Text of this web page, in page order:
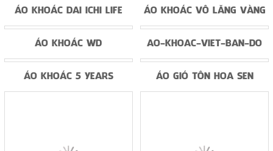
ÁO KHOÁC DAI ICHI LIFE ÁO KHOÁC VÔ LĂNG VÀNG
ÁO KHOÁC WD AO-KHOAC-VIET-BAN-DO
ÁO KHOÁC 5 YEARS ÁO GIÓ TÔN HOA SEN